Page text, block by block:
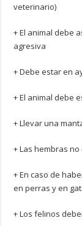
veterinario)
+ El animal debe
agresiva
+ Debe estar en
+ El animal debe
+ Llevar una
+ Las hembras
+ En caso de
en perras y en
+ Los felinos